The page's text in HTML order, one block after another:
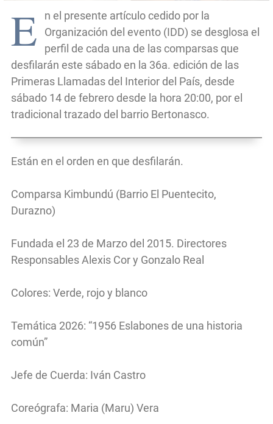
E
n el presente artículo cedido por la
Organización del evento (IDD) se desglosa el
perfil de cada una de las comparsas que
desfilarán este sábado en la 36a. edición de las
Primeras Llamadas del Interior del País, desde
sábado 14 de febrero desde la hora 20:00, por el
tradicional trazado del barrio Bertonasco.
Están en el orden en que desfilarán.
Comparsa Kimbundú (Barrio El Puentecito,
Durazno)
Fundada el 23 de Marzo del 2015. Directores
Responsables Alexis Cor y Gonzalo Real
Colores: Verde, rojo y blanco
Temática 2026: “1956 Eslabones de una historia
común”
Jefe de Cuerda: Iván Castro
Coreógrafa: Maria (Maru) Vera